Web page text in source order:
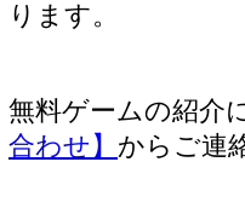
ります。
無料ゲームの紹介
合わせ】 からご連